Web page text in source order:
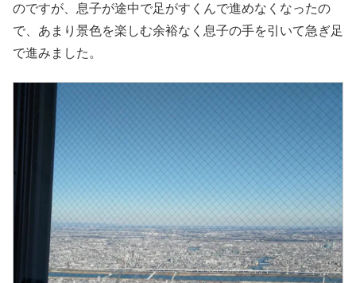
のですが、息子が途中で足がすくんで進めなくなったの
で、あまり景色を楽しむ余裕なく息子の手を引いて急ぎ足
で進みました。